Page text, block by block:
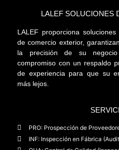
LALEF SOLUCIONES
LALEF proporciona
de comercio exterior,
la precisión de su
compromiso con un respaldo
de experiencia para que su
más lejos.
PRO: Prospección de
INF: Inspección en Fábrica